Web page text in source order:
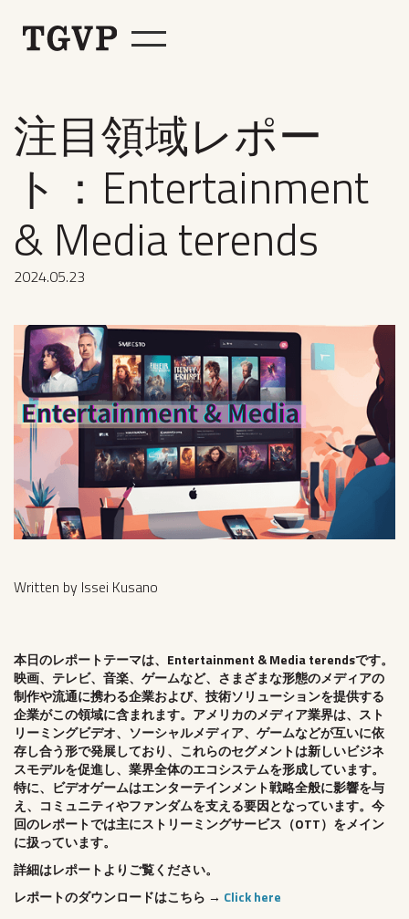
注目領域レポー
ト：Entertainment
& Media terends
2024.05.23
Written by Issei Kusano
本日のレポートテーマは、Entertainment & Media terendsです。
映画、テレビ、音楽、ゲームなど、さまざまな形態のメディアの
制作や流通に携わる企業および、技術ソリューションを提供する
企業がこの領域に含まれます。アメリカのメディア業界は、スト
リーミングビデオ、ソーシャルメディア、ゲームなどが互いに依
存し合う形で発展しており、これらのセグメントは新しいビジネ
スモデルを促進し、業界全体のエコシステムを形成しています。
特に、ビデオゲームはエンターテインメント戦略全般に影響を与
え、コミュニティやファンダムを支える要因となっています。今
回のレポートでは主にストリーミングサービス（OTT）をメイン
に扱っています。
詳細はレポートよりご覧ください。
レポートのダウンロードはこちら → Click here